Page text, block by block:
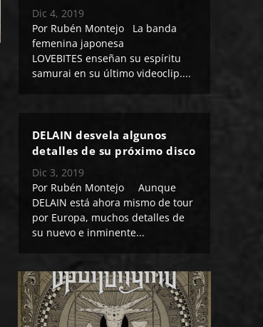
Dic 4, 2019
Por Rubén Montejo La banda
femenina japonesa
LOVEBITES enseñan su espíritu
samurai en su último videoclip....
DELAIN desvela algunos
detalles de su próximo disco
Dic 3, 2019
Por Rubén Montejo Aunque
DELAIN está ahora mismo de tour
por Europa, muchos detalles de
su nuevo e inminente...